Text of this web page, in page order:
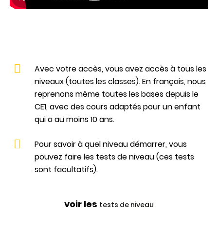
Avec votre accès, vous avez accès à tous les
niveaux (toutes les classes). En français, nous
reprenons même toutes les bases depuis le
CE1, avec des cours adaptés pour un enfant
qui a au moins 10 ans.
Pour savoir à quel niveau démarrer, vous
pouvez faire les tests de niveau (ces tests
sont facultatifs).
voir les tests de niveau